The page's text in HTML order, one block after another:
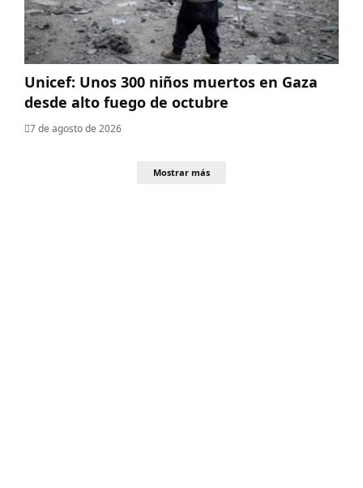
Unicef: Unos 300 niños muertos en Gaza
desde alto fuego de octubre
7 de agosto de 2026
Mostrar más